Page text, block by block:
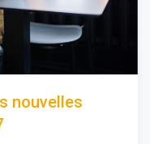
nouvelles